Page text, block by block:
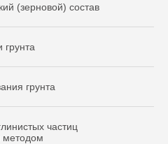
(зерновой) состав
грунта
грунта
частиц
методом